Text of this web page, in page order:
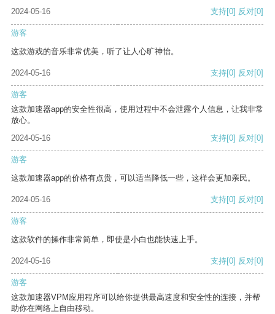
2024-05-16
支持[0] 反对[0]
游客
这款游戏的音乐非常优美，听了让人心旷神怡。
2024-05-16 支持[0] 反对[0]
游客
这款加速器app的安全性很高，使用过程中不会泄露个人信息，让我非常
放心。
2024-05-16
支持[0] 反对[0]
游客
这款加速器app的价格有点贵，可以适当降低一些，这样会更加亲民。
2024-05-16 支持[0] 反对[0]
游客
这款软件的操作非常简单，即使是小白也能快速上手。
2024-05-16 支持[0] 反对[0]
游客
这款加速器VPM应用程序可以给你提供最高速度和安全性的连接，并帮
助你在网络上自由移动。